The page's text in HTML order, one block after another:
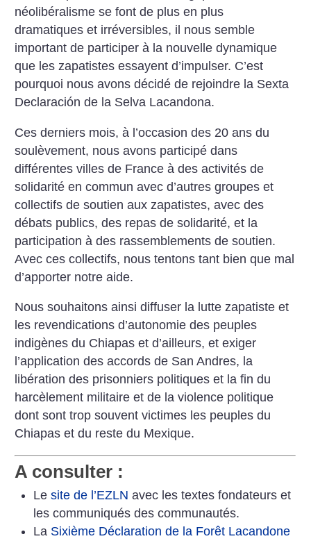
néolibéralisme se font de plus en plus
dramatiques et irréversibles, il nous semble
important de participer à la nouvelle dynamique
que les zapatistes essayent d’impulser. C’est
pourquoi nous avons décidé de rejoindre la Sexta
Declaración de la Selva Lacandona.
Ces derniers mois, à l’occasion des 20 ans du
soulèvement, nous avons participé dans
différentes villes de France à des activités de
solidarité en commun avec d’autres groupes et
collectifs de soutien aux zapatistes, avec des
débats publics, des repas de solidarité, et la
participation à des rassemblements de soutien.
Avec ces collectifs, nous tentons tant bien que mal
d’apporter notre aide.
Nous souhaitons ainsi diffuser la lutte zapatiste et
les revendications d’autonomie des peuples
indigènes du Chiapas et d’ailleurs, et exiger
l’application des accords de San Andres, la
libération des prisonniers politiques et la fin du
harcèlement militaire et de la violence politique
dont sont trop souvent victimes les peuples du
Chiapas et du reste du Mexique.
A consulter :
Le site de l’EZLN avec les textes fondateurs et
les communiqués des communautés.
La Sixième Déclaration de la Forêt Lacandone